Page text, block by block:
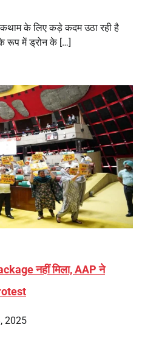
के लिए कड़े कदम उठा रही है
रूप में ड्रोन के […]
नहीं मिला, AAP ने
2025